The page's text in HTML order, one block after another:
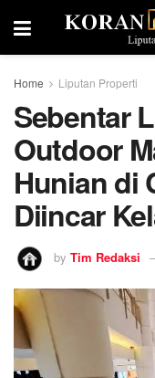
Home Liputan Properti
Sebentar
Outdoor
Hunian di
Diincar
by Tim Redaksi